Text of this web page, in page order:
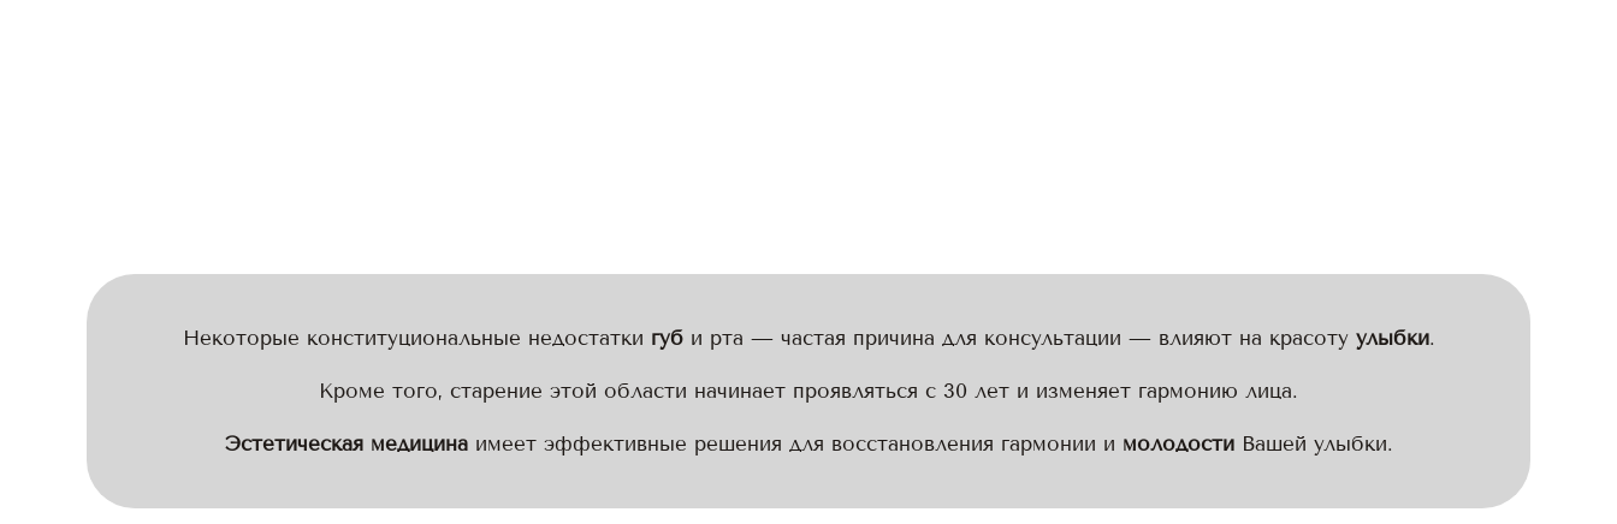
Некоторые конституциональные недостатки губи рта — частая причина для консультации — влияют на красоту улыбки.
Кроме того, старение этой области начинает проявляться с 30 лет и изменяет гармонию лица.
Эстетическая медицинаимеет эффективные решения для восстановления гармонии и молодостиВашей улыбки.